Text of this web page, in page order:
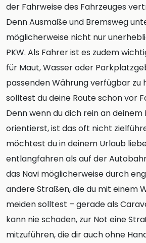
der Fahrweise des Fahrzeuges
Denn Ausmaße und Bremsweg
möglicherweise nicht nur
PKW. Als Fahrer ist es zudem
für Maut, Wasser oder
passenden Währung verfügbar zu
solltest du deine Route schon vor
Denn wenn du dich rein an
orientierst, ist das oft nicht
möchtest du in deinem Urlaub
entlangfahren als auf der
das Navi möglicherweise durch
andere Straßen, die du mit einem
meiden solltest – gerade als
kann nie schaden, zur Not eine
mitzuführen, die dir auch ohne